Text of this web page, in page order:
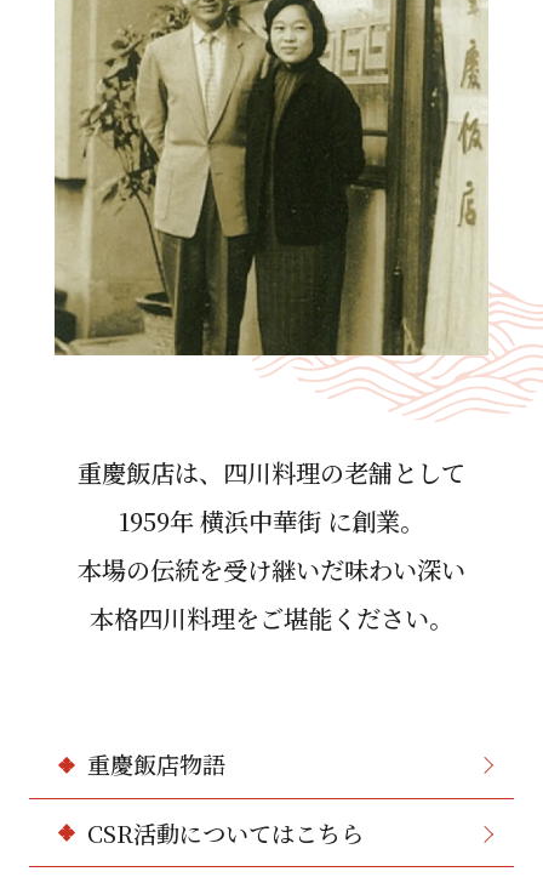
重慶飯店は、四川料理の⽼舗として
1959年 横浜中華街 に創業。
本場の伝統を受け継いだ味わい深い
本格四川料理をご堪能ください。
重慶飯店物語
CSR活動についてはこちら